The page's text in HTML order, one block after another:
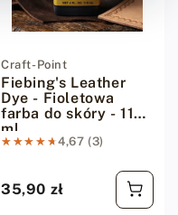
Dostawca:
Craft-Point
Fiebing's Leather
Dye - Fioletowa
farba do skóry - 118
ml
★★★★★
★★★★★4,67 (3)
Cena regularna
35,90 zł